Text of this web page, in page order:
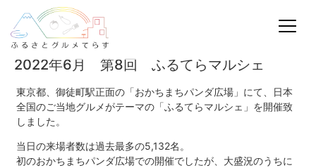
2022年6月 第8回 ふるてらマルシェ
東京都、御徒町駅正面の「おかちまちパンダ広場」にて、日本
全国のご当地グルメがテーマの「ふるてらマルシェ」を開催致
しました。
当日の来場者数は過去最多の5,132名。
初のおかちまちパンダ広場での開催でしたが、大盛況のうちに